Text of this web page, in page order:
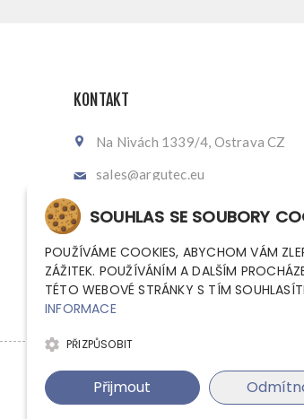
KONTAKT
Na Nivách 1339/4, Ostrava CZ
sales@argutec.eu
SOUHLAS SE SOUBORY
POUŽÍVÁME COOKIES, ABYCHOM VÁM
ZÁŽITEK. POUŽÍVÁNÍM A DALŠÍM
TÉTO WEBOVÉ STRÁNKY S TÍM
INFORMACE
PŘIZPŮSOBIT
Přijmout